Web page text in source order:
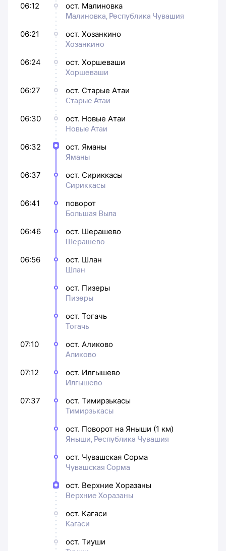
06:12
ост. Малиновка
Малиновка, Республика Чувашия
06:21
ост. Хозанкино
Хозанкино
06:24
ост. Хоршеваши
Хоршеваши
06:27
ост. Старые Атаи
Старые Атаи
06:30
ост. Новые Атаи
Новые Атаи
06:32
ост. Яманы
Яманы
06:37
ост. Сириккасы
Сириккасы
06:41
поворот
Большая Выла
06:46
ост. Шерашево
Шерашево
06:56
ост. Шлан
Шлан
ост. Пизеры
Пизеры
ост. Тогачь
Тогачь
07:10
ост. Аликово
Аликово
07:12
ост. Илгышево
Илгышево
07:37
ост. Тимирзькасы
Тимирзькасы
ост. Поворот на Яныши (1 км)
Яныши, Республика Чувашия
ост. Чувашская Сорма
Чувашская Сорма
ост. Верхние Хоразаны
Верхние Хоразаны
ост. Кагаси
Кагаси
ост. Тиуши